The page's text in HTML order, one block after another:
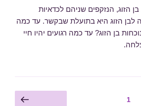
הזוג, הנזקפים שניהם לכדאיות
לבן הזוג היא בתועלת שבקשר. עד כמה
בן הזוג? עד כמה רגועים יהיו חיי
1 עמוד הבא